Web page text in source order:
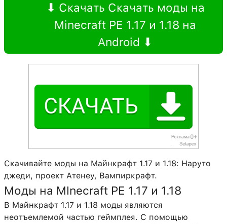
⬇ Скачать Скачать моды на
Minecraft PE 1.17 и 1.18 на
Android ⬇
Скачивайте моды на Майнкрафт 1.17 и 1.18: Наруто
джеди, проект Атенеу, Вампиркрафт.
Моды на MInecraft PE 1.17 и 1.18
В Майнкрафт 1.17 и 1.18 моды являются
неотъемлемой частью геймплея. С помощью